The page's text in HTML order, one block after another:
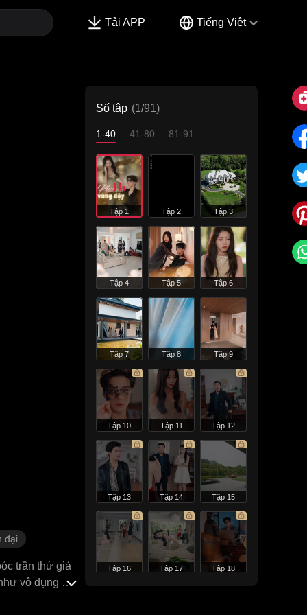
Tải APP Tiếng Việt
đại
trần thứ giả
vô dụng ấy,
Số tập (1/91)
1-40 41-80 81-91
Tập 1 Tập 2 Tập 3
Tập 4 Tập 5 Tập 6
Tập 7 Tập 8 Tập 9
Tập 10 Tập 11 Tập 12
Tập 13 Tập 14 Tập 15
Tập 16 Tập 17 Tập 18